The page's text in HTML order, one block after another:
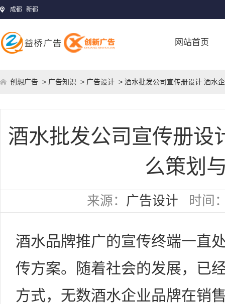
成都 新都
网站首页
创想广告 > 广告知识 > 广告设计 > 酒水批发公司宣传册设计 酒水
酒水批发公司宣传册设
么策划
来源： 广告设计 时间
酒水品牌推广的宣传终端一直
传方案。随着社会的发展，已
方式，无数酒水企业品牌在销